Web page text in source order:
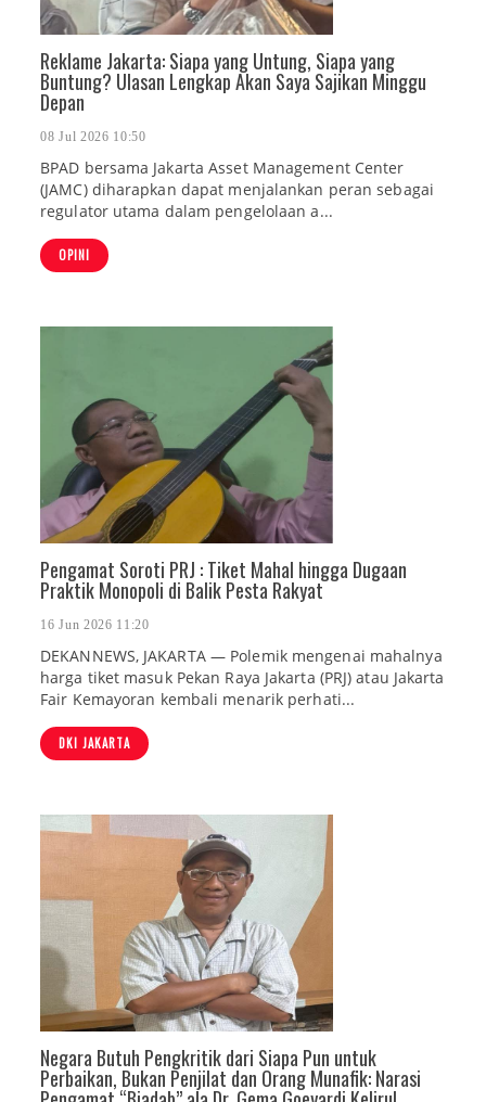
Reklame Jakarta: Siapa yang Untung, Siapa yang
Buntung? Ulasan Lengkap Akan Saya Sajikan Minggu
Depan
08 Jul 2026 10:50
BPAD bersama Jakarta Asset Management Center
(JAMC) diharapkan dapat menjalankan peran sebagai
regulator utama dalam pengelolaan a...
OPINI
Pengamat Soroti PRJ : Tiket Mahal hingga Dugaan
Praktik Monopoli di Balik Pesta Rakyat
16 Jun 2026 11:20
DEKANNEWS, JAKARTA — Polemik mengenai mahalnya
harga tiket masuk Pekan Raya Jakarta (PRJ) atau Jakarta
Fair Kemayoran kembali menarik perhati...
DKI JAKARTA
Negara Butuh Pengkritik dari Siapa Pun untuk
Perbaikan, Bukan Penjilat dan Orang Munafik: Narasi